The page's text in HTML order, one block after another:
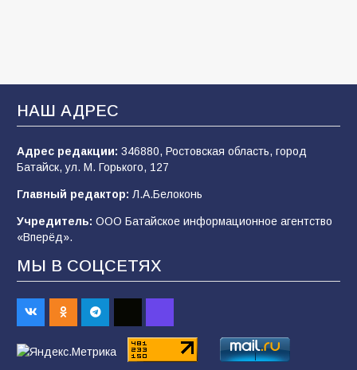
«Мобилизация или набор?» Что на самом
деле происходит в армии России в августе
2026 года
В Батайске продолжаются дорожные работы
99 04.08.2026
Будет ли мобилизация в России в 2026 году
после выборов: в Госдуме дали ответ
НАШ АДРЕС
Адрес редакции: 346880, Ростовская область, город
Батайск, ул. М. Горького, 127
Главный редактор: Л.А.Белоконь
Учредитель: ООО Батайское информационное агентство
«Вперёд».
МЫ В СОЦСЕТЯХ